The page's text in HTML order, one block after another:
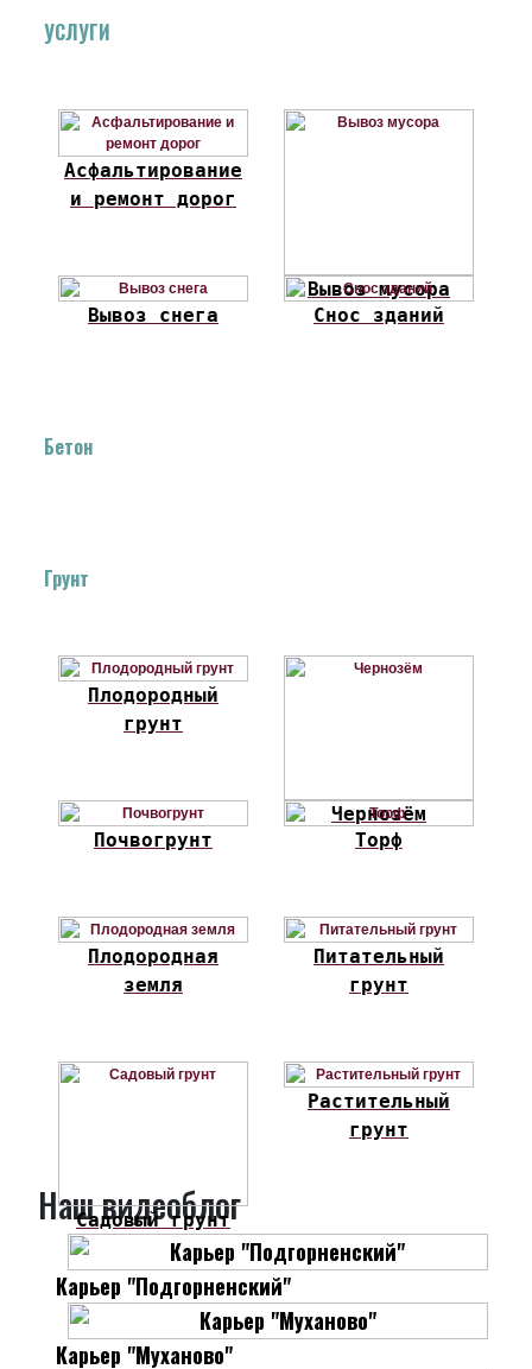
УСЛУГИ
Асфальтирование
и ремонт дорог
Вывоз мусора
Вывоз снега
Снос зданий
Бетон
Грунт
Плодородный
грунт
Чернозём
Почвогрунт
Торф
Плодородная
земля
Питательный
грунт
Садовый грунт
Растительный
грунт
Наш видеоблог
Карьер "Подгорненский"
Карьер "Муханово"